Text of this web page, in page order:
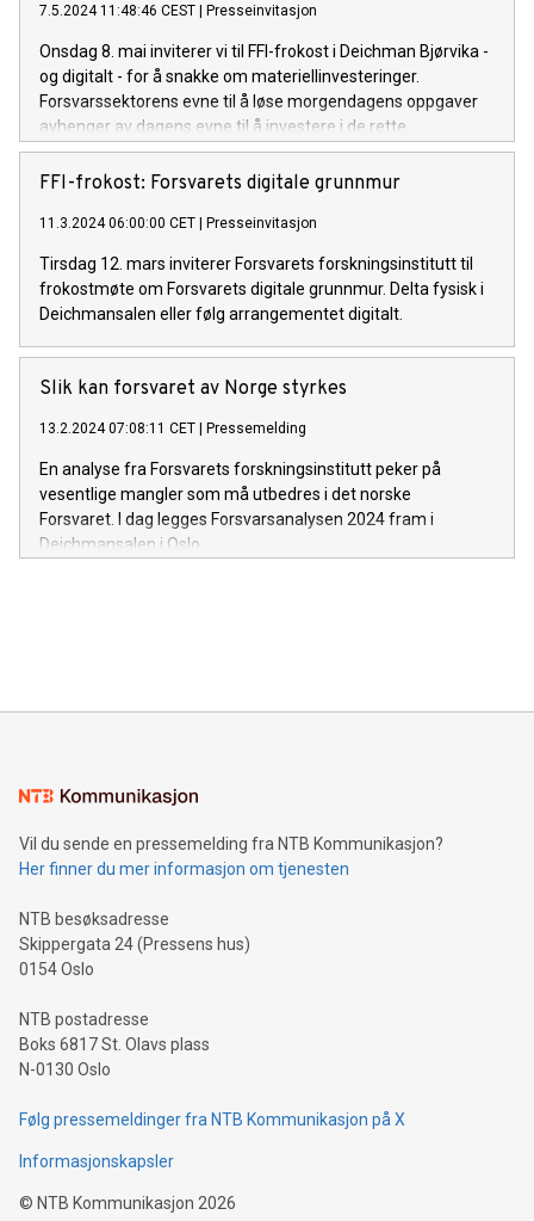
7.5.2024 11:48:46 CEST | Presseinvitasjon
Onsdag 8. mai inviterer vi til FFI-frokost i Deichman Bjørvika -
og digitalt - for å snakke om materiellinvesteringer.
Forsvarssektorens evne til å løse morgendagens oppgaver
avhenger av dagens evne til å investere i de rette
prosjektene og at prosjektene gjennomføres på en effektiv
måte.
FFI-frokost: Forsvarets digitale grunnmur
11.3.2024 06:00:00 CET | Presseinvitasjon
Tirsdag 12. mars inviterer Forsvarets forskningsinstitutt til
frokostmøte om Forsvarets digitale grunnmur. Delta fysisk i
Deichmansalen eller følg arrangementet digitalt.
Slik kan forsvaret av Norge styrkes
13.2.2024 07:08:11 CET | Pressemelding
En analyse fra Forsvarets forskningsinstitutt peker på
vesentlige mangler som må utbedres i det norske
Forsvaret. I dag legges Forsvarsanalysen 2024 fram i
Deichmansalen i Oslo.
Vil du sende en pressemelding fra NTB Kommunikasjon?
Her finner du mer informasjon om tjenesten
NTB besøksadresse
Skippergata 24 (Pressens hus)
0154 Oslo
NTB postadresse
Boks 6817 St. Olavs plass
N-0130 Oslo
Følg pressemeldinger fra NTB Kommunikasjon på X
Informasjonskapsler
© NTB Kommunikasjon 2026